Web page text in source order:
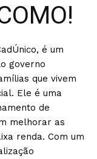
é um
governo
que vivem
Ele é uma
de
melhorar as
renda. Com um